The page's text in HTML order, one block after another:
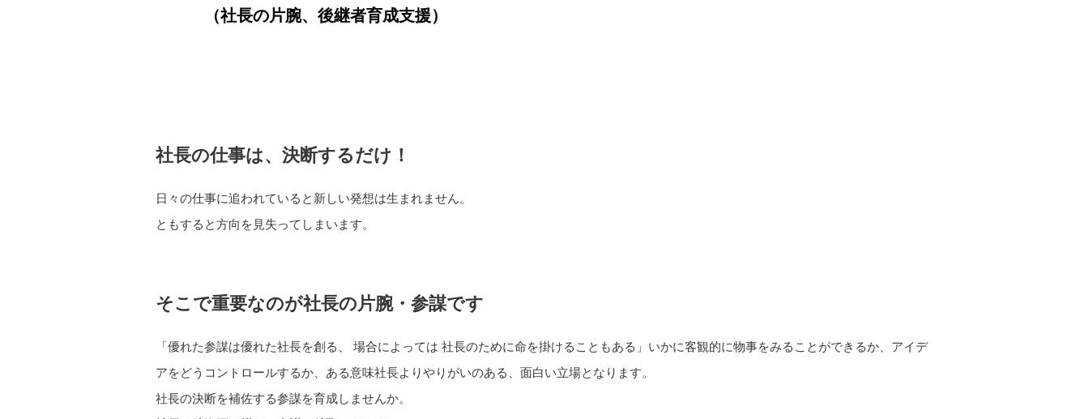
（社長の片腕、後継者育成支援）
社長の仕事は、決断するだけ ！
日々の仕事に追われていると新しい発想は生まれません。
ともすると方向を見失ってしまいます。
そこで重要なのが社長の片腕・参謀です
「優れた参謀は優れた社長を創る、 場合によっては 社長のために命を掛けることもある」いかに客観的に物事をみることができるか、アイデ
アをどうコントロールするか、ある意味社長よりやりがいのある、面白い立場となります。
社長の決断を補佐する参謀を育成しませんか。